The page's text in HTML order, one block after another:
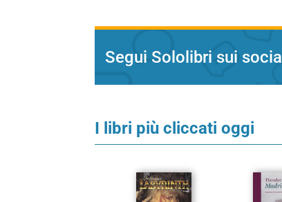
Segui Sololibri sui social
I libri più cliccati oggi